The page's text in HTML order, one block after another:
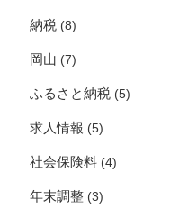
納税 (8)
岡山 (7)
ふるさと納税 (5)
求人情報 (5)
社会保険料 (4)
年末調整 (3)